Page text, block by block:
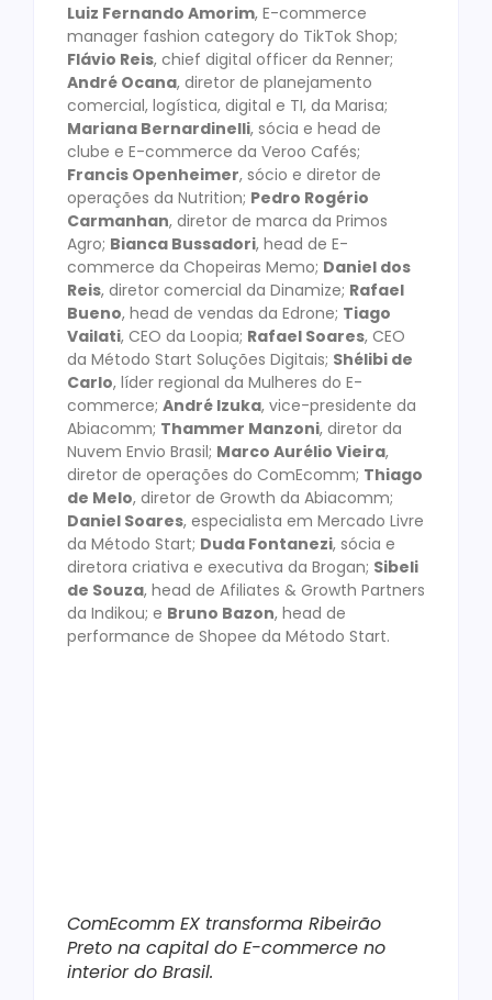
Luiz Fernando Amorim, E-commerce
manager fashion category do TikTok Shop;
Flávio Reis, chief digital officer da Renner;
André Ocana, diretor de planejamento
comercial, logística, digital e TI, da Marisa;
Mariana Bernardinelli, sócia e head de
clube e E-commerce da Veroo Cafés;
Francis Openheimer, sócio e diretor de
operações da Nutrition; Pedro Rogério
Carmanhan, diretor de marca da Primos
Agro; Bianca Bussadori, head de E-
commerce da Chopeiras Memo; Daniel dos
Reis, diretor comercial da Dinamize; Rafael
Bueno, head de vendas da Edrone; Tiago
Vailati, CEO da Loopia; Rafael Soares, CEO
da Método Start Soluções Digitais; Shélibi de
Carlo, líder regional da Mulheres do E-
commerce; André Izuka, vice-presidente da
Abiacomm; Thammer Manzoni, diretor da
Nuvem Envio Brasil; Marco Aurélio Vieira,
diretor de operações do ComEcomm; Thiago
de Melo, diretor de Growth da Abiacomm;
Daniel Soares, especialista em Mercado Livre
da Método Start; Duda Fontanezi, sócia e
diretora criativa e executiva da Brogan; Sibeli
de Souza, head de Afiliates & Growth Partners
da Indikou; e Bruno Bazon, head de
performance de Shopee da Método Start.
ComEcomm EX transforma Ribeirão
Preto na capital do E-commerce no
interior do Brasil.